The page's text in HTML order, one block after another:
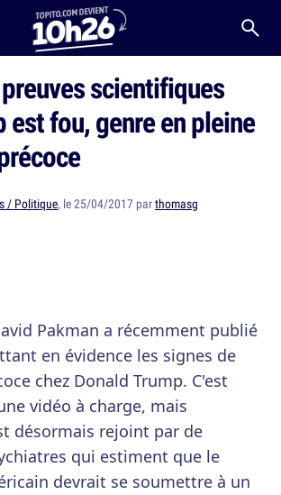
scientifiques
est fou, genre en pleine
/ Politique, le 25/04/2017 parthomasg
Pakman a récemment publié
en évidence les signes de
chez Donald Trump. C'est
vidéo à charge, mais
désormais rejoint par de
qui estiment que le
devrait se soumettre à un